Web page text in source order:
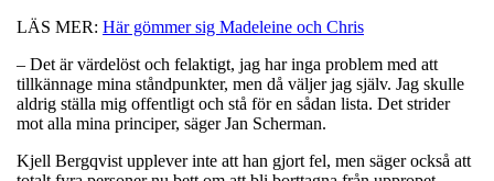
LÄS MER: Här gömmer sig Madeleine och Chris
– Det är värdelöst och felaktigt, jag har inga problem med att
tillkännage mina ståndpunkter, men då väljer jag själv. Jag skulle
aldrig ställa mig offentligt och stå för en sådan lista. Det strider
mot alla mina principer, säger Jan Scherman.
Kjell Bergqvist upplever inte att han gjort fel, men säger också att